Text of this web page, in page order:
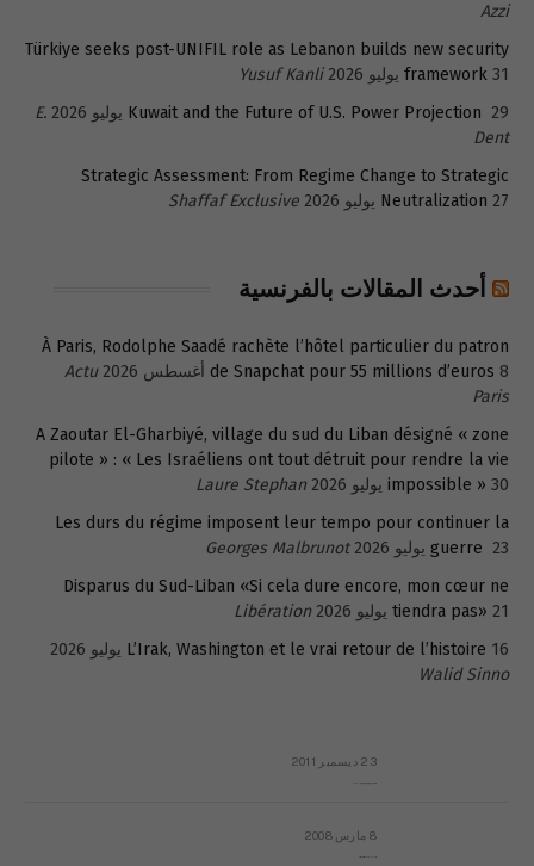
Azzi
Türkiye seeks post-UNIFIL role as Lebanon builds new security
framework 31 يوليو 2026
Yusuf Kanli
Kuwait and the Future of U.S. Power Projection 29 يوليو 2026
E.
Dent
Strategic Assessment: From Regime Change to Strategic
Neutralization 27 يوليو 2026 Shaffaf Exclusive
أحدث المقالات بالفرنسية
À Paris, Rodolphe Saadé rachète l’hôtel particulier du patron
de Snapchat pour 55 millions d’euros 8 أغسطس 2026
Actu
Paris
A Zaoutar El-Gharbiyé, village du sud du Liban désigné « zone
pilote » : « Les Israéliens ont tout détruit pour rendre la vie
impossible » 30 يوليو 2026
Laure Stephan
Les durs du régime imposent leur tempo pour continuer la
guerre 23 يوليو 2026
Georges Malbrunot
Disparus du Sud-Liban «Si cela dure encore, mon cœur ne
tiendra pas» 21 يوليو 2026
Libération
L’Irak, Washington et le vrai retour de l’histoire 16 يوليو 2026
Walid Sinno
23 ديسمبر 2011
8 مارس 2008